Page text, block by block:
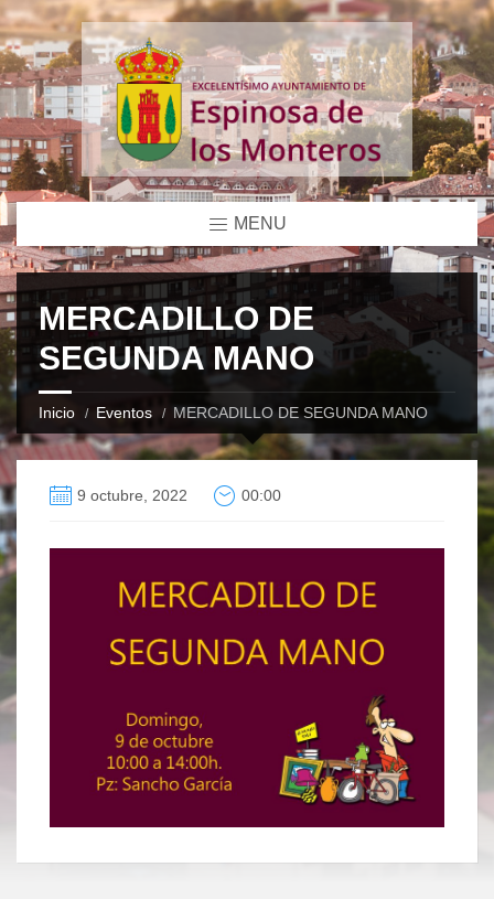
MENU
MERCADILLO DE
SEGUNDA MANO
Inicio Eventos MERCADILLO DE SEGUNDA MANO
9 octubre, 2022 00:00